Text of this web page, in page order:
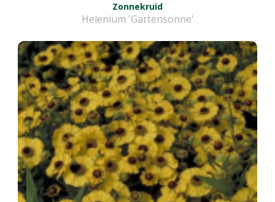
Zonnekruid
Helenium 'Gartensonne'